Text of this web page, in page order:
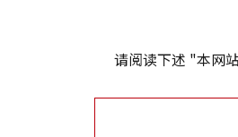
请阅读下述 "本网